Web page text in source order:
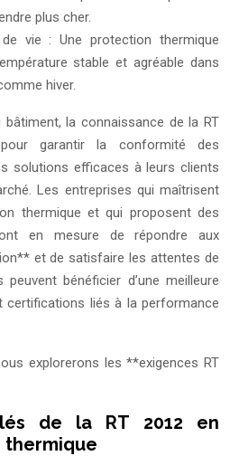
plus cher.
vie : Une protection thermique
stable et agréable dans
hiver.
la connaissance de la RT
garantir la conformité des
solutions efficaces à leurs clients
Les entreprises qui maîtrisent
thermique et qui proposent des
en mesure de répondre aux
et de satisfaire les attentes de
bénéficier d’une meilleure
certifications liés à la performance
explorerons les **exigences RT
de la RT 2012 en
thermique